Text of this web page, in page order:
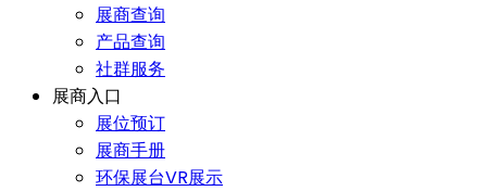
展商查询
产品查询
社群服务
展商入口
展位预订
展商手册
环保展台VR展示